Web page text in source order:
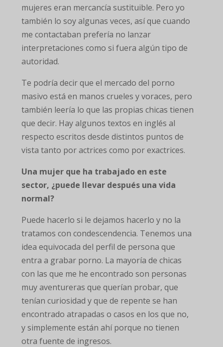
mujeres eran mercancía sustituible. Pero yo
también lo soy algunas veces, así que cuando
me contactaban prefería no lanzar
interpretaciones como si fuera algún tipo de
autoridad.
Te podría decir que el mercado del porno
masivo está en manos crueles y voraces, pero
también leería lo que las propias chicas tienen
que decir. Hay algunos textos en inglés al
respecto escritos desde distintos puntos de
vista tanto por actrices como por exactrices.
Una mujer que ha trabajado en este
sector, ¿puede llevar después una vida
normal?
Puede hacerlo si le dejamos hacerlo y no la
tratamos con condescendencia. Tenemos una
idea equivocada del perfil de persona que
entra a grabar porno. La mayoría de chicas
con las que me he encontrado son personas
muy aventureras que querían probar, que
tenían curiosidad y que de repente se han
encontrado atrapadas o casos en los que no,
y simplemente están ahí porque no tienen
otra fuente de ingresos.